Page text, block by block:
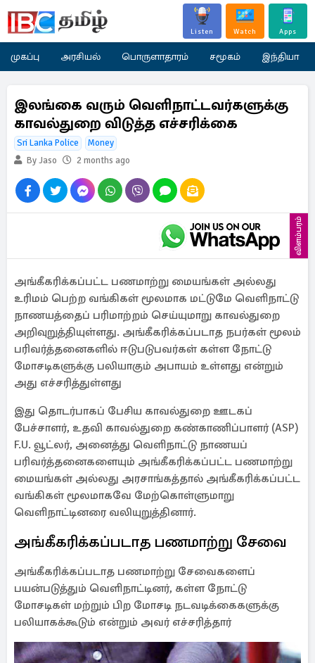
Listen Watch Apps
முகப்பு அரசியல் பொருளாதாரம் சமூகம் இந்தியா
இலங்கை வரும் வெளிநாட்டவர்களுக்கு
காவல்துறை விடுத்த எச்சரிக்கை
Sri Lanka Police
Money
By Jaso
2 months ago
விளம்பரம்
அங்கீகரிக்கப்பட்ட பணமாற்று மையங்கள் அல்லது
உரிமம் பெற்ற வங்கிகள் மூலமாக மட்டுமே வெளிநாட்டு
நாணயத்தைப் பரிமாற்றம் செய்யுமாறு காவல்துறை
அறிவுறுத்தியுள்ளது. அங்கீகரிக்கப்படாத நபர்கள் மூலம்
பரிவர்த்தனைகளில் ஈடுபடுபவர்கள் கள்ள நோட்டு
மோசடிகளுக்கு பலியாகும் அபாயம் உள்ளது என்றும்
அது எச்சரித்துள்ளது
இது தொடர்பாகப் பேசிய காவல்துறை ஊடகப்
பேச்சாளர், உதவி காவல்துறை கண்காணிப்பாளர் (ASP)
F.U. வூட்லர், அனைத்து வெளிநாட்டு நாணயப்
பரிவர்த்தனைகளையும் அங்கீகரிக்கப்பட்ட பணமாற்று
மையங்கள் அல்லது அரசாங்கத்தால் அங்கீகரிக்கப்பட்ட
வங்கிகள் மூலமாகவே மேற்கொள்ளுமாறு
வெளிநாட்டினரை வலியுறுத்தினார்.
அங்கீகரிக்கப்படாத பணமாற்று சேவை
அங்கீகரிக்கப்படாத பணமாற்று சேவைகளைப்
பயன்படுத்தும் வெளிநாட்டினர், கள்ள நோட்டு
மோசடிகள் மற்றும் பிற மோசடி நடவடிக்கைகளுக்கு
பலியாகக்கூடும் என்றும் அவர் எச்சரித்தார்